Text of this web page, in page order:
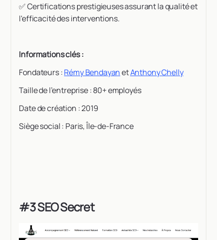
✅ Certifications prestigieuses assurant la qualité et
l'efficacité des interventions.
‍Informations clés :
Fondateurs :Rémy BendayanetAnthony Chelly
Taille de l’entreprise : 80+ employés
Date de création : 2019
Siège social : Paris, Île-de-France
#3 SEO Secret